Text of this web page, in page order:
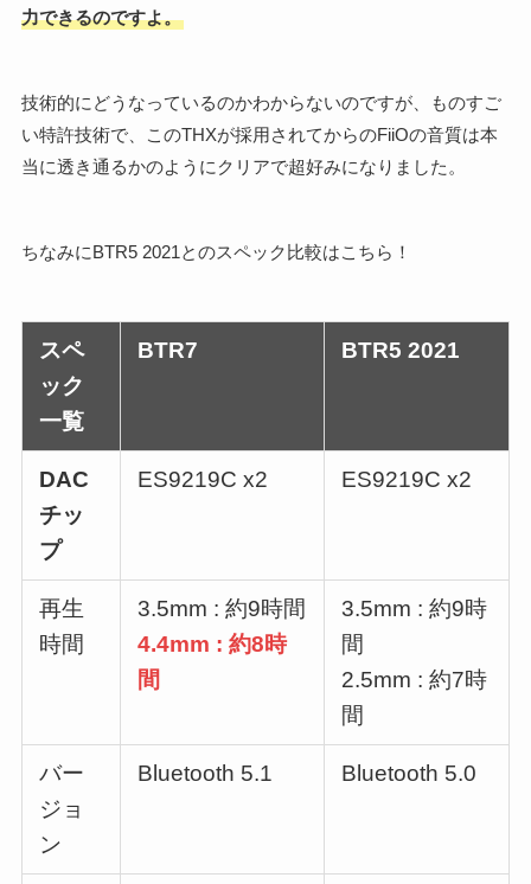
力できるのですよ。
技術的にどうなっているのかわからないのですが、ものすご
い特許技術で、このTHXが採用されてからのFiiOの音質は本
当に透き通るかのようにクリアで超好みになりました。
ちなみにBTR5 2021とのスペック比較はこちら！
スペ
ック
一覧
BTR7 BTR5 2021
DAC
チッ
プ
ES9219C x2 ES9219C x2
再生
時間
3.5mm : 約9時間
4.4mm : 約8時
間
3.5mm : 約9時
間
2.5mm : 約7時
間
バー
ジョ
ン
Bluetooth 5.1 Bluetooth 5.0